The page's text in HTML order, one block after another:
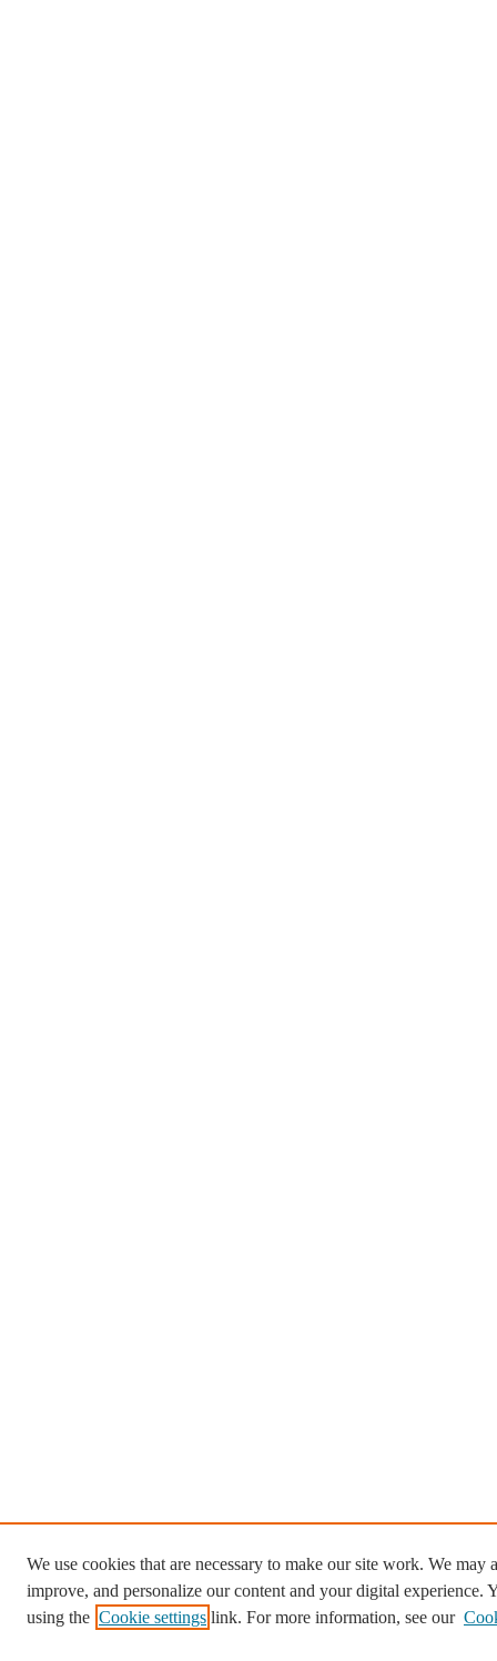
We use cookies that are necessary to make our site work. We may
improve, and personalize our content and your digital experience.
using the Cookie settings link. For more information, see our